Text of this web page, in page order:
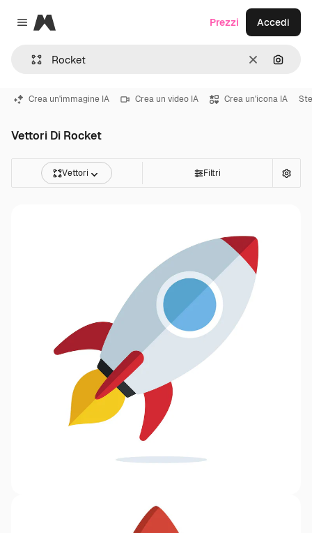
Close menu
Magnific
CancellaCerca
Prezzi Accedi
Crea un'immagine IA Crea un video IA Crea un'icona IA
Vettori Di Rocket
Vettori Filtri